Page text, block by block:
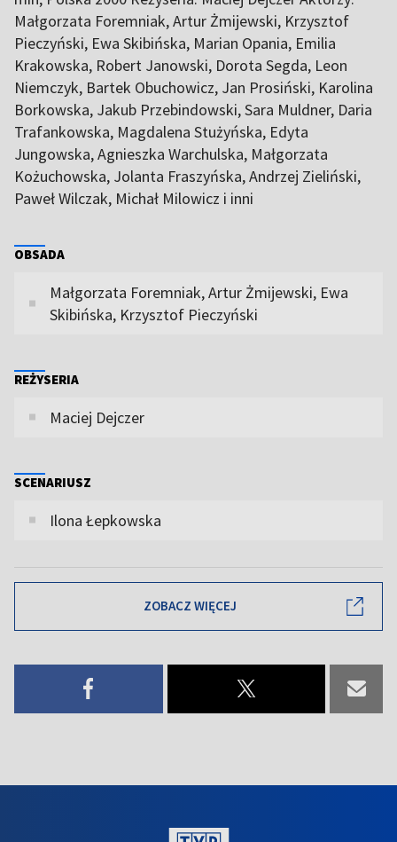
Małgorzata Foremniak, Artur Żmijewski, Krzysztof
Pieczyński, Ewa Skibińska, Marian Opania, Emilia
Krakowska, Robert Janowski, Dorota Segda, Leon
Niemczyk, Bartek Obuchowicz, Jan Prosiński, Karolina
Borkowska, Jakub Przebindowski, Sara Muldner, Daria
Trafankowska, Magdalena Stużyńska, Edyta
Jungowska, Agnieszka Warchulska, Małgorzata
Kożuchowska, Jolanta Fraszyńska, Andrzej Zieliński,
Paweł Wilczak, Michał Milowicz i inni
OBSADA
Małgorzata Foremniak, Artur Żmijewski, Ewa
Skibińska, Krzysztof Pieczyński
REŻYSERIA
Maciej Dejczer
SCENARIUSZ
Ilona Łepkowska
ZOBACZ WIĘCEJ